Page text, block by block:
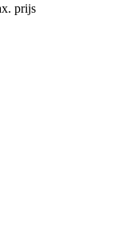
prijs